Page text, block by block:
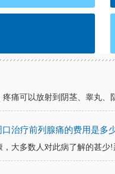
痛可以放射到阴茎、睾丸、
治疗前列腺痛的费用是多
大多数人对此病了解的甚少